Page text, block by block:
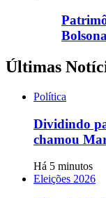
Últimas
Política
Dividindo
chamou
Há 5 minutos
Eleições 2026